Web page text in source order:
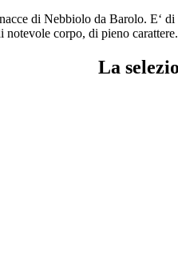
di Nebbiolo da Barolo. E‘
notevole corpo, di pieno carattere.
La